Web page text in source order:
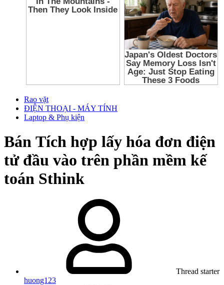
Rao vặt
ĐIỆN THOẠI - MÁY TÍNH
Laptop & Phụ kiện
Bán Tích hợp lấy hóa đơn điện
tử đầu vào trên phần mềm kế
toán Sthink
Thread starter
huong123